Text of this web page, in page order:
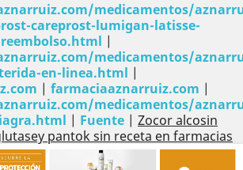
medicamentos/
careprost-lumigan-latisse-
|
medicamentos/
en-linea.html |
| farmaciaaznarruiz.com |
medicamentos/
| Fuente | Zocor alcosin
pantok sin receta en farmacias